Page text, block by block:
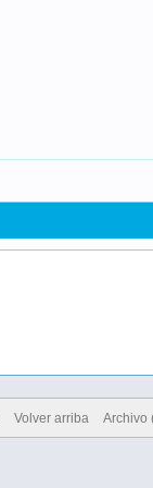
Volver arriba Archivo